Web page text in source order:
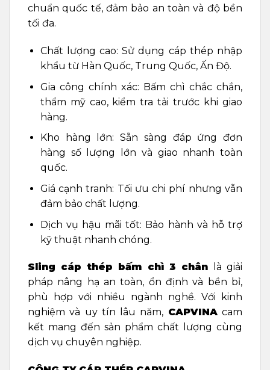
chuẩn quốc tế, đảm bảo an toàn và độ bền
tối đa.
Chất lượng cao: Sử dụng cáp thép nhập
khẩu từ Hàn Quốc, Trung Quốc, Ấn Độ.
Gia công chính xác: Bấm chì chắc chắn,
thẩm mỹ cao, kiểm tra tải trước khi giao
hàng.
Kho hàng lớn: Sẵn sàng đáp ứng đơn
hàng số lượng lớn và giao nhanh toàn
quốc.
Giá cạnh tranh: Tối ưu chi phí nhưng vẫn
đảm bảo chất lượng.
Dịch vụ hậu mãi tốt: Bảo hành và hỗ trợ
kỹ thuật nhanh chóng.
Sling cáp thép bấm chì 3 chân là giải
pháp nâng hạ an toàn, ổn định và bền bỉ,
phù hợp với nhiều ngành nghề. Với kinh
nghiệm và uy tín lâu năm, CAPVINAcam
kết mang đến sản phẩm chất lượng cùng
dịch vụ chuyên nghiệp.